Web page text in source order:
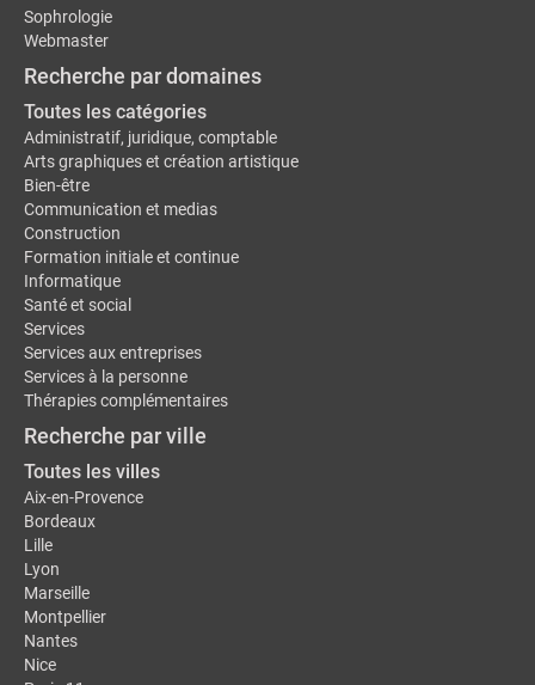
Sophrologie
Webmaster
Recherche par domaines
Toutes les catégories
Administratif, juridique, comptable
Arts graphiques et création artistique
Bien-être
Communication et medias
Construction
Formation initiale et continue
Informatique
Santé et social
Services
Services aux entreprises
Services à la personne
Thérapies complémentaires
Recherche par ville
Toutes les villes
Aix-en-Provence
Bordeaux
Lille
Lyon
Marseille
Montpellier
Nantes
Nice